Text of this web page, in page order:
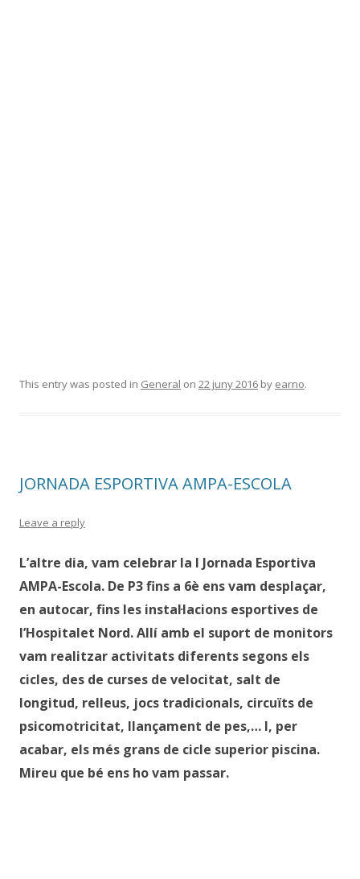
This entry was posted in General on 22 juny 2016 by earno.
JORNADA ESPORTIVA AMPA-ESCOLA
Leave a reply
L’altre dia, vam celebrar la I Jornada Esportiva
AMPA-Escola. De P3 fins a 6è ens vam desplaçar,
en autocar, fins les instal·lacions esportives de
l’Hospitalet Nord. Allí amb el suport de monitors
vam realitzar activitats diferents segons els
cicles, des de curses de velocitat, salt de
longitud, relleus, jocs tradicionals, circuïts de
psicomotricitat, llançament de pes,… I, per
acabar, els més grans de cicle superior piscina.
Mireu que bé ens ho vam passar.